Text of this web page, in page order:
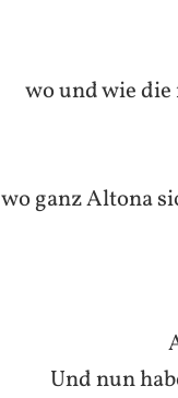
wo und wie
wo ganz Altona
Und nun